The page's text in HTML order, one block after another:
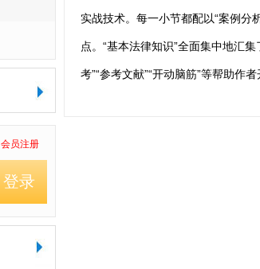
会员注册
登录
实战技术。每一小节都配以“案例分
点。“基本法律知识”全面集中地汇
考”“参考文献”“开动脑筋”等帮助作